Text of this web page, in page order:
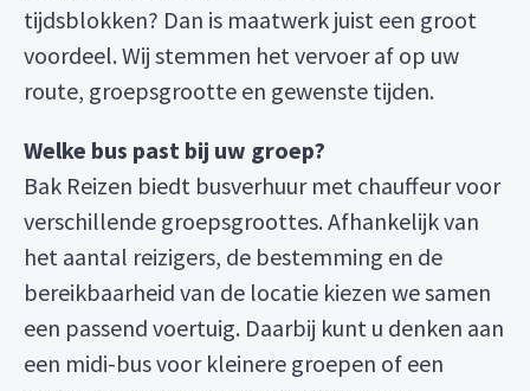
tijdsblokken? Dan is maatwerk juist een groot
voordeel. Wij stemmen het vervoer af op uw
route, groepsgrootte en gewenste tijden.
Welke bus past bij uw groep?
Bak Reizen biedt busverhuur met chauffeur voor
verschillende groepsgroottes. Afhankelijk van
het aantal reizigers, de bestemming en de
bereikbaarheid van de locatie kiezen we samen
een passend voertuig. Daarbij kunt u denken aan
een midi-bus voor kleinere groepen of een